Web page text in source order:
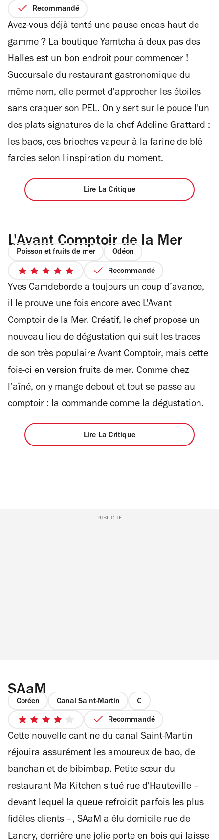
4
étoiles
Recommandé
Avez-vous déjà tenté une pause encas haut de
gamme ? La boutique Yamtcha à deux pas des
Halles est un bon endroit pour commencer !
Succursale du restaurant gastronomique du
même nom, elle permet d'approcher les étoiles
sans craquer son PEL. On y sert sur le pouce l'un
des plats signatures de la chef Adeline Grattard :
les baos, ces brioches vapeur à la farine de blé
farcies selon l'inspiration du moment.
Lire La Critique
L'Avant Comptoir de la Mer
Poisson et fruits de mer Odéon
5
sur
Recommandé
Yves Camdeborde a toujours un coup d’avance,
il le prouve une fois encore avec L'Avant
Comptoir de la Mer. Créatif, le chef propose un
nouveau lieu de dégustation qui suit les traces
de son très populaire Avant Comptoir, mais cette
fois-ci en version fruits de mer. Comme chez
l’aîné, on y mange debout et tout se passe au
comptoir : la commande comme la dégustation.
Lire La Critique
PUBLICITÉ
SAaM
Coréen Canal Saint-Martin
prix
1
4
4
sur
Recommandé
Cette nouvelle cantine du canal Saint-Martin
réjouira assurément les amoureux de bao, de
banchan et de bibimbap. Petite sœur du
restaurant Ma Kitchen situé rue d'Hauteville –
devant lequel la queue refroidit parfois les plus
fidèles clients –, SAaM a élu domicile rue de
Lancry, derrière une jolie porte en bois qui laisse